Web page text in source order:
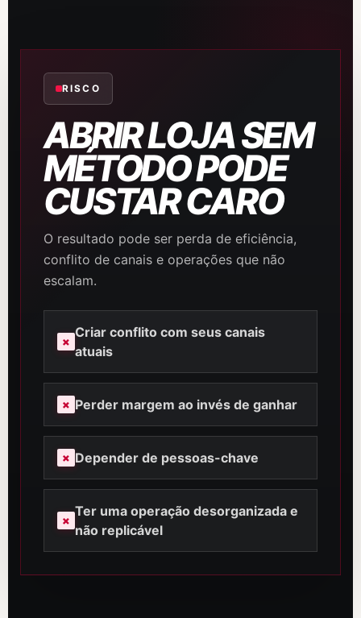
RISCO
ABRIR LOJA SEM
MÉTODO PODE
CUSTAR CARO
O resultado pode ser perda de eficiência,
conflito de canais e operações que não
escalam.
Criar conflito com seus canais
atuais
Perder margem ao invés de ganhar
Depender de pessoas-chave
Ter uma operação desorganizada e
não replicável